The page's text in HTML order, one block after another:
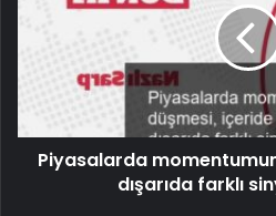
Piyasalarda
dışarıda farklı